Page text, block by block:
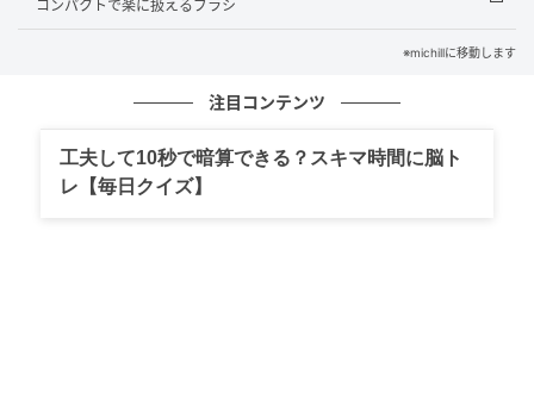
コンパクトで楽に扱えるブラシ
※michillに移動します
注目コンテンツ
工夫して10秒で暗算できる？スキマ時間に脳ト
レ【毎日クイズ】